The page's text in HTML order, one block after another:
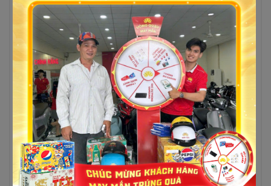
Dung tích bình
4.0L
Mức tiêu thụ
nhiên liệu
(l/100km)
1,65
Hệ thống đánh
lửa
T.C.I
Tỷ số truyền sơ
cấp và thứ cấp
2.900 (58/20) / 2.857 (40/14)